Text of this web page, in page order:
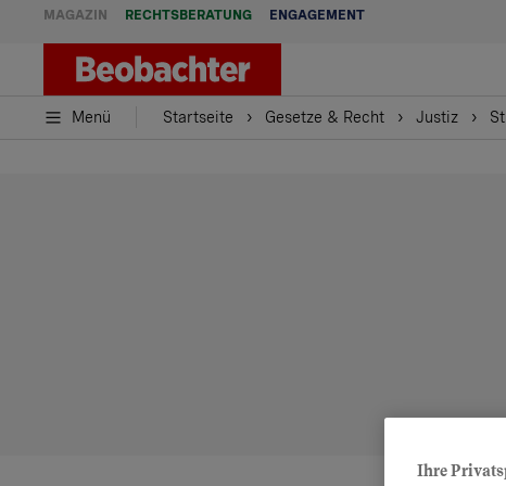
MAGAZIN RECHTSBERATUNG ENGAGEMENT
Menü Startseite Gesetze & Recht Justiz
Ihre